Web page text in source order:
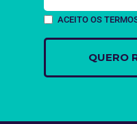
ACEITO OS